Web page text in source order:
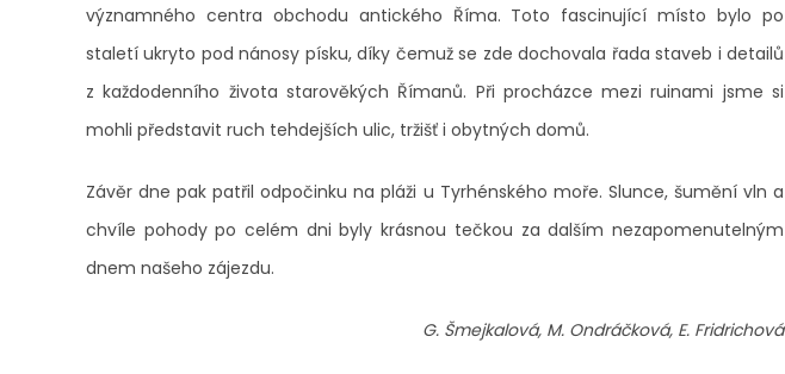
významného centra obchodu antického Říma. Toto fascinující místo bylo po
staletí ukryto pod nánosy písku, díky čemuž se zde dochovala řada staveb i detailů
z každodenního života starověkých Římanů. Při procházce mezi ruinami jsme si
mohli představit ruch tehdejších ulic, tržišť i obytných domů.
Závěr dne pak patřil odpočinku na pláži u Tyrhénského moře. Slunce, šumění vln a
chvíle pohody po celém dni byly krásnou tečkou za dalším nezapomenutelným
dnem našeho zájezdu.
G. Šmejkalová, M. Ondráčková, E. Fridrichová